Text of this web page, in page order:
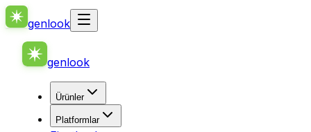
genlook
genlook
Ürünler
Platformlar